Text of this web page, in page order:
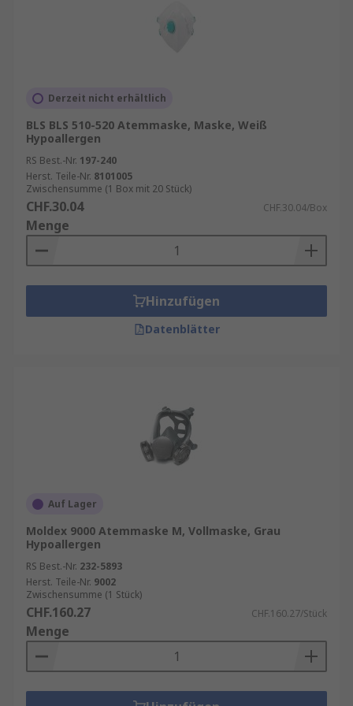
Derzeit nicht erhältlich
BLS BLS 510-520 Atemmaske, Maske, Weiß
Hypoallergen
RS Best.-Nr. 197-240
Herst. Teile-Nr. 8101005
Zwischensumme (1 Box mit 20 Stück)
CHF.30.04 CHF.30.04/Box
Menge
Hinzufügen
Datenblätter
Auf Lager
Moldex 9000 Atemmaske M, Vollmaske, Grau
Hypoallergen
RS Best.-Nr. 232-5893
Herst. Teile-Nr. 9002
Zwischensumme (1 Stück)
CHF.160.27 CHF.160.27/Stück
Menge